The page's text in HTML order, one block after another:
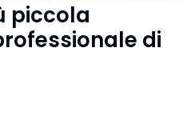
piccola
di